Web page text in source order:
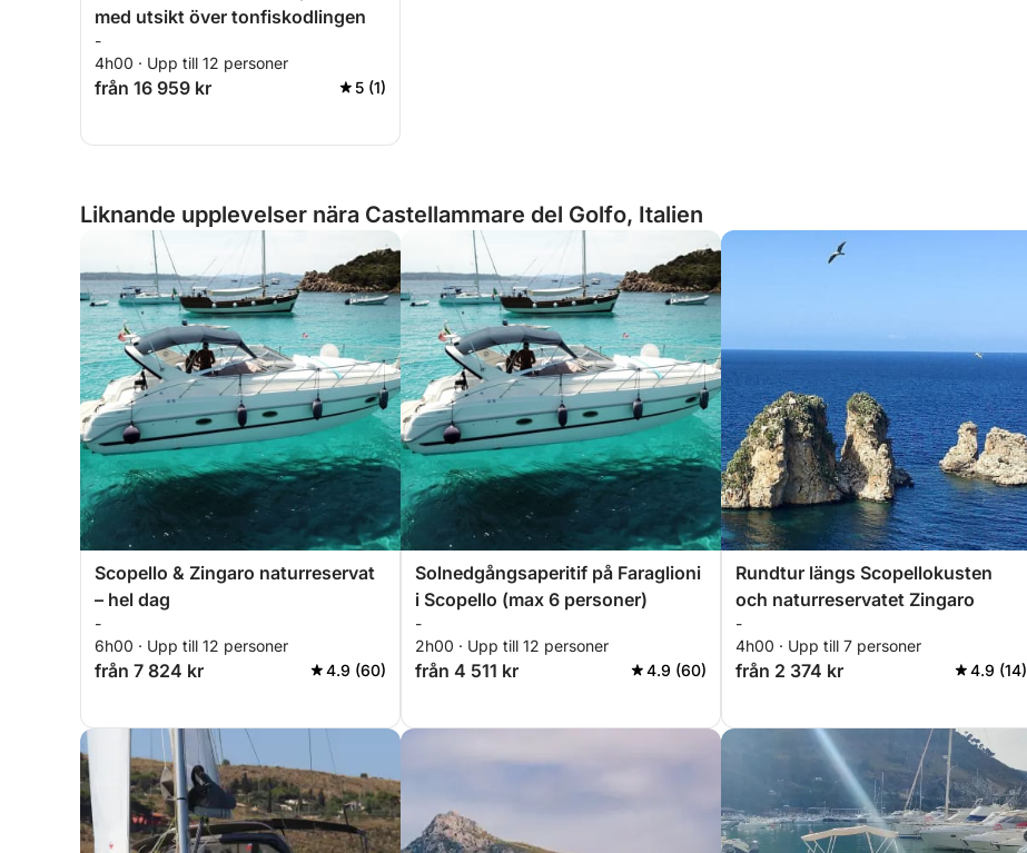
med utsikt över tonfiskodlingen
-
4h00 · Upp till 12 personer
från 16 959 kr 5 (1)
Liknande upplevelser nära Castellammare del Golfo, Italien
Scopello & Zingaro naturreservat
– hel dag
-
6h00 · Upp till 12 personer
från 7 824 kr 4.9 (60)
Solnedgångsaperitif på Faraglioni
i Scopello (max 6 personer)
-
2h00 · Upp till 12 personer
från 4 511 kr 4.9 (60)
Rundtur längs Scopellokusten
och naturreservatet Zingaro
-
4h00 · Upp till 7 personer
från 2 374 kr 4.9 (14)